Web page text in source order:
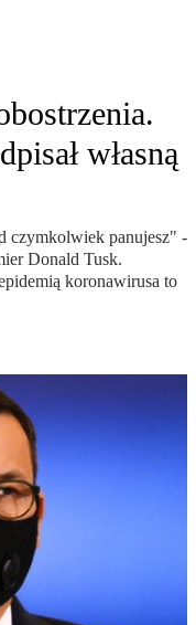
własną
czymkolwiek panujesz" -
Donald Tusk.
koronawirusa to